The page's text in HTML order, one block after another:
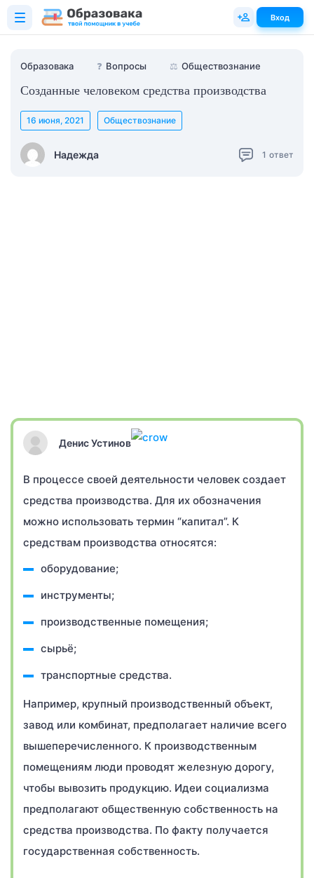
Образовака ❓ Вопросы ⚖️ Обществознание
Созданные человеком средства производства
Надежда
16 июня, 2021 Обществознание
1 ответ
Денис Устинов
В процессе своей деятельности человек создает
средства производства. Для их обозначения
можно использовать термин “капитал”. К
средствам производства относятся:
оборудование;
инструменты;
производственные помещения;
сырьё;
транспортные средства.
Например, крупный производственный объект,
завод или комбинат, предполагает наличие всего
вышеперечисленного. К производственным
помещениям люди проводят железную дорогу,
чтобы вывозить продукцию. Идеи социализма
предполагают общественную собственность на
средства производства. По факту получается
государственная собственность.
Вход